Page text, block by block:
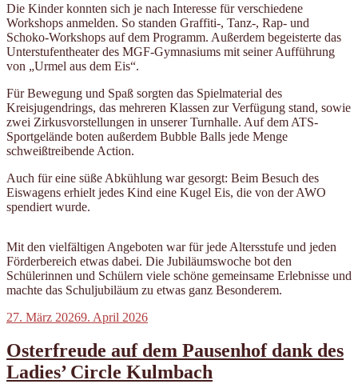
Die Kinder konnten sich je nach Interesse für verschiedene
Workshops anmelden. So standen Graffiti-, Tanz-, Rap- und
Schoko-Workshops auf dem Programm. Außerdem begeisterte das
Unterstufentheater des MGF-Gymnasiums mit seiner Aufführung
von „Urmel aus dem Eis“.
Für Bewegung und Spaß sorgten das Spielmaterial des
Kreisjugendrings, das mehreren Klassen zur Verfügung stand, sowie
zwei Zirkusvorstellungen in unserer Turnhalle. Auf dem ATS-
Sportgelände boten außerdem Bubble Balls jede Menge
schweißtreibende Action.
Auch für eine süße Abkühlung war gesorgt: Beim Besuch des
Eiswagens erhielt jedes Kind eine Kugel Eis, die von der AWO
spendiert wurde.
Mit den vielfältigen Angeboten war für jede Altersstufe und jeden
Förderbereich etwas dabei. Die Jubiläumswoche bot den
Schülerinnen und Schülern viele schöne gemeinsame Erlebnisse und
machte das Schuljubiläum zu etwas ganz Besonderem.
Veröffentlicht
27. März 20269. April 2026
Osterfreude auf dem Pausenhof dank des
Ladies’ Circle Kulmbach